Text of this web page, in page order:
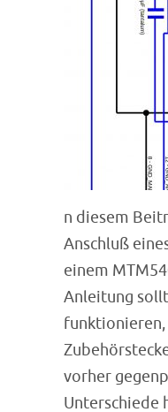
n diesem
Anschluß
einem
Anleitung
funktionieren,
vorher
Unterschiede